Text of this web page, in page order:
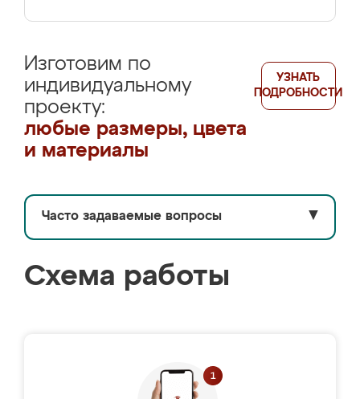
Изготовим по
индивидуальному
проекту:
любые размеры, цвета
и материалы
УЗНАТЬ
ПОДРОБНОСТИ
Часто задаваемые вопросы ▼
Схема работы